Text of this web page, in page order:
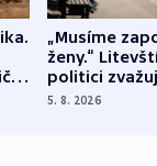
z
„Musíme
ženy.“
politici
dohodu o
5. 8. 2026